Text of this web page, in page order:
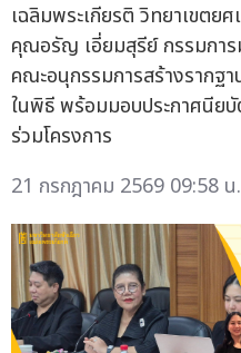
เฉลิมพระเกียรติ วิทยาเขตย
คุณอรัญ เอี่ยมสุรีย์ กรรมการ
คณะอนุกรรมการสร้างรากฐา
ในพิธี พร้อมมอบประกาศนียบั
ร่วมโครงการ
21 กรกฎาคม 2569 09:58 น.